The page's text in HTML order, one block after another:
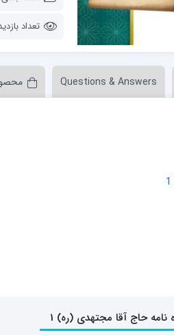
پیامبر اعظم/ رودبار جنوب
اهل بیت علیهم‌السلام/ قلعه گنج
تعداد
Questions & Answers